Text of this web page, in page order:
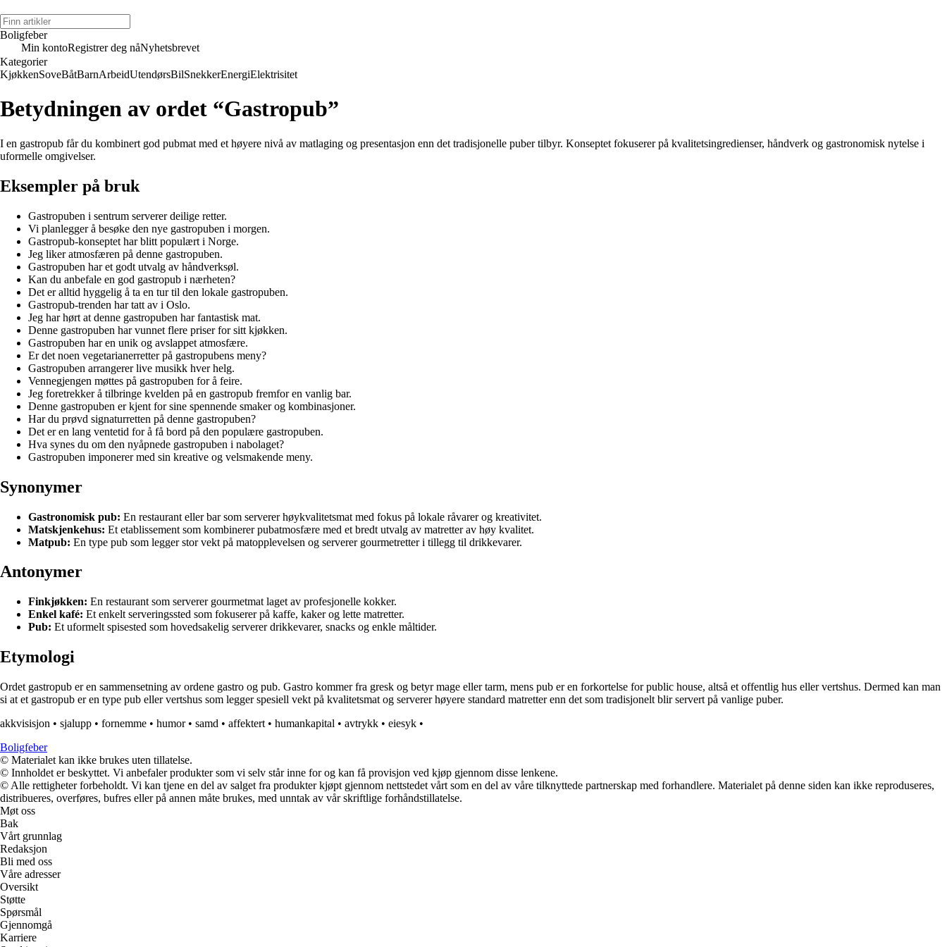
Boligfeber
Min kontoRegistrer deg nåNyhetsbrevet
Kategorier
KjøkkenSoveBåtBarnArbeidUtendørsBilSnekkerEnergiElektrisitet
Betydningen av ordet “Gastropub”
I en gastropub får du kombinert god pubmat med et høyere nivå av matlaging og presentasjon enn det tradisjonelle puber tilbyr. Konseptet fokuserer på kvalitetsingredienser, håndverk og gastronomisk nytelse i
uformelle omgivelser.
Eksempler på bruk
Gastropuben i sentrum serverer deilige retter.
Vi planlegger å besøke den nye gastropuben i morgen.
Gastropub-konseptet har blitt populært i Norge.
Jeg liker atmosfæren på denne gastropuben.
Gastropuben har et godt utvalg av håndverksøl.
Kan du anbefale en god gastropub i nærheten?
Det er alltid hyggelig å ta en tur til den lokale gastropuben.
Gastropub-trenden har tatt av i Oslo.
Jeg har hørt at denne gastropuben har fantastisk mat.
Denne gastropuben har vunnet flere priser for sitt kjøkken.
Gastropuben har en unik og avslappet atmosfære.
Er det noen vegetarianerretter på gastropubens meny?
Gastropuben arrangerer live musikk hver helg.
Vennegjengen møttes på gastropuben for å feire.
Jeg foretrekker å tilbringe kvelden på en gastropub fremfor en vanlig bar.
Denne gastropuben er kjent for sine spennende smaker og kombinasjoner.
Har du prøvd signaturretten på denne gastropuben?
Det er en lang ventetid for å få bord på den populære gastropuben.
Hva synes du om den nyåpnede gastropuben i nabolaget?
Gastropuben imponerer med sin kreative og velsmakende meny.
Synonymer
Gastronomisk pub: En restaurant eller bar som serverer høykvalitetsmat med fokus på lokale råvarer og kreativitet.
Matskjenkehus: Et etablissement som kombinerer pubatmosfære med et bredt utvalg av matretter av høy kvalitet.
Matpub: En type pub som legger stor vekt på matopplevelsen og serverer gourmetretter i tillegg til drikkevarer.
Antonymer
Finkjøkken: En restaurant som serverer gourmetmat laget av profesjonelle kokker.
Enkel kafé: Et enkelt serveringssted som fokuserer på kaffe, kaker og lette matretter.
Pub: Et uformelt spisested som hovedsakelig serverer drikkevarer, snacks og enkle måltider.
Etymologi
Ordet gastropub er en sammensetning av ordene gastro og pub. Gastro kommer fra gresk og betyr mage eller tarm, mens pub er en forkortelse for public house, altså et offentlig hus eller vertshus. Dermed kan man
si at et gastropub er en type pub eller vertshus som legger spesiell vekt på kvalitetsmat og serverer høyere standard matretter enn det som tradisjonelt blir servert på vanlige puber.
akkvisisjon • sjalupp • fornemme • humor• samd • affektert • humankapital • avtrykk • eiesyk •
Boligfeber
© Materialet kan ikke brukes uten tillatelse.
© Innholdet er beskyttet. Vi anbefaler produkter som vi selv står inne for og kan få provisjon ved kjøp gjennom disse lenkene.
© Alle rettigheter forbeholdt. Vi kan tjene en del av salget fra produkter kjøpt gjennom nettstedet vårt som en del av våre tilknyttede partnerskap med forhandlere. Materialet på denne siden kan ikke reproduseres,
distribueres, overføres, bufres eller på annen måte brukes, med unntak av vår skriftlige forhåndstillatelse.
Møt oss
Bak
Vårt grunnlag
Redaksjon
Bli med oss
Våre adresser
Oversikt
Støtte
Spørsmål
Gjennomgå
Karriere